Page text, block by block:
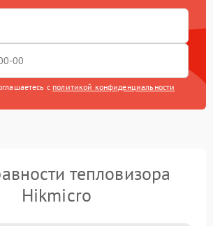
с политикой конфиденциальности
тепловизора
Hikmicro